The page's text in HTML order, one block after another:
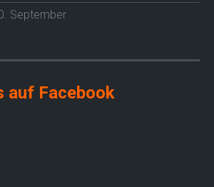
September
auf Facebook